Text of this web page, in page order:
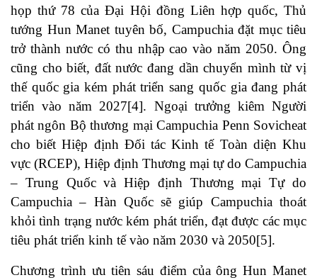
họp thứ 78 của Đại Hội đồng Liên hợp quốc, Thủ
tướng Hun Manet tuyên bố, Campuchia đặt mục tiêu
trở thành nước có thu nhập cao vào năm 2050. Ông
cũng cho biết, đất nước đang dần chuyển mình từ vị
thế quốc gia kém phát triển sang quốc gia đang phát
triển vào năm 2027[4]. Ngoại trưởng kiêm Người
phát ngôn Bộ thương mại Campuchia Penn Sovicheat
cho biết Hiệp định Đối tác Kinh tế Toàn diện Khu
vực (RCEP), Hiệp định Thương mại tự do Campuchia
– Trung Quốc và Hiệp định Thương mại Tự do
Campuchia – Hàn Quốc sẽ giúp Campuchia thoát
khỏi tình trạng nước kém phát triển, đạt được các mục
tiêu phát triển kinh tế vào năm 2030 và 2050[5].
Chương trình ưu tiên sáu điểm của ông Hun Manet